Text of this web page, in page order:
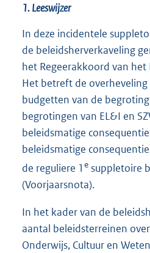
1. Leeswijzer
In deze incidentele
de beleidsherverkaveling
het Regeerakkoord van
Het betreft de overheveling
budgetten van de
begrotingen van EL&I en
beleidsmatige
beleidsmatige
de reguliere 1 e suppletoire
(Voorjaarsnota).
In het kader van de
aantal beleidsterreinen
Onderwijs, Cultuur en